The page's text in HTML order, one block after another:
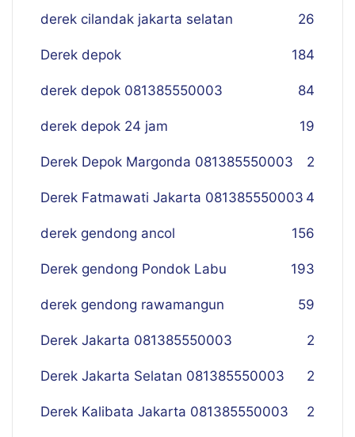
derek cilandak jakarta selatan 26
Derek depok 184
derek depok 081385550003 84
derek depok 24 jam 19
Derek Depok Margonda 081385550003 2
Derek Fatmawati Jakarta 081385550003 4
derek gendong ancol 156
Derek gendong Pondok Labu 193
derek gendong rawamangun 59
Derek Jakarta 081385550003 2
Derek Jakarta Selatan 081385550003 2
Derek Kalibata Jakarta 081385550003 2